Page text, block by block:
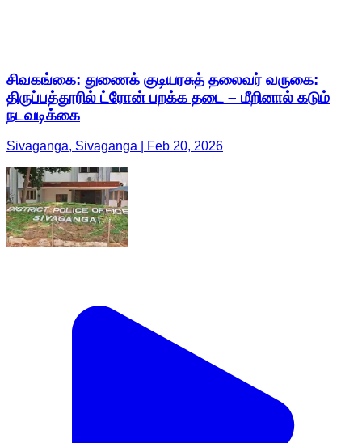
சிவகங்கை: துணைக் குடியரசுத் தலைவர் வருகை:
திருப்பத்தூரில் ட்ரோன் பறக்க தடை – மீறினால் கடும்
நடவடிக்கை
Sivaganga, Sivaganga | Feb 20, 2026